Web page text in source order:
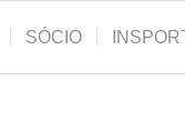
SÓCIO